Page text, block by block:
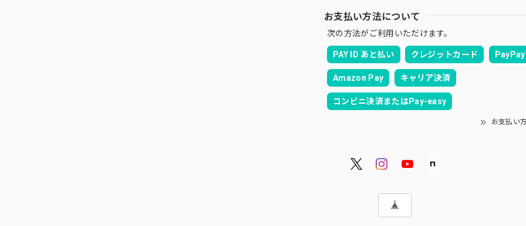
お支払い方法について
次の方法がご利用いただけます。
PAY ID あと払い クレジットカード PayPay
Amazon Pay キャリア決済
コンビニ決済またはPay-easy
お支払い